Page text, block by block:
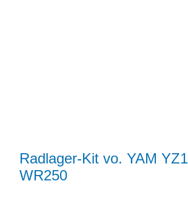
Radlager-Kit vo. YAM
WR250